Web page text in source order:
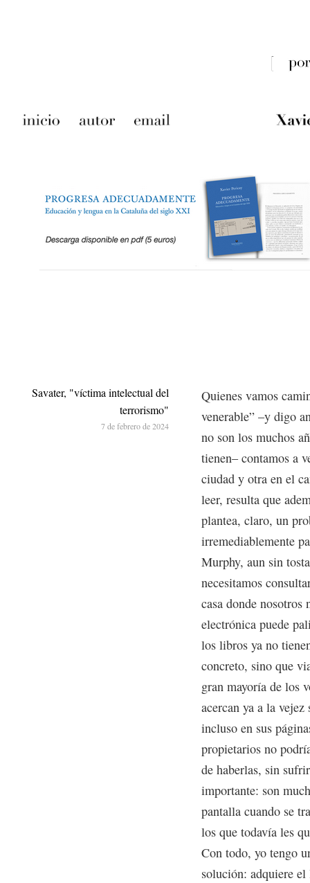
Quienes vamos
venerable” –y digo
no son los muchos
tienen– contamos a
ciudad y otra en el
leer, resulta que
plantea, claro, un
irremediablemente
Murphy, aun sin
necesitamos
casa donde nosotros
electrónica puede
los libros ya no
concreto, sino que
gran mayoría de los
acercan ya a la
incluso en sus
propietarios no
de haberlas, sin
importante: son
pantalla cuando se
los que todavía les
Con todo, yo tengo
solución: adquiere
Savater, "víctima intelectual del
terrorismo"
7 de febrero de 2024